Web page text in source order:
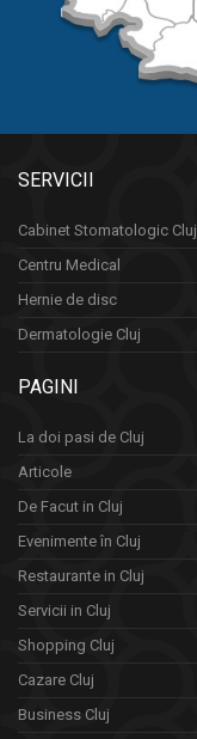
SERVICII
Cabinet Stomatologic Cluj
Centru Medical
Hernie de disc
Dermatologie Cluj
PAGINI
La doi pasi de Cluj
Articole
De Facut in Cluj
Evenimente în Cluj
Restaurante in Cluj
Servicii in Cluj
Shopping Cluj
Cazare Cluj
Business Cluj